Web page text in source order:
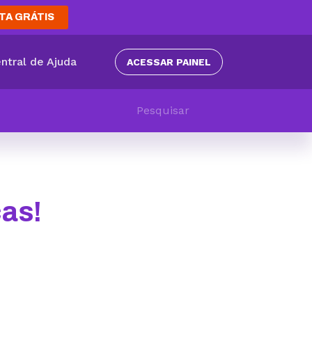
GRÁTIS
de Ajuda ACESSAR PAINEL